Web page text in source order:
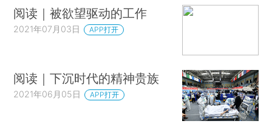
阅读｜被欲望驱动的工作
2021年07月03日 APP打开
阅读｜下沉时代的精神贵族
2021年06月05日 APP打开